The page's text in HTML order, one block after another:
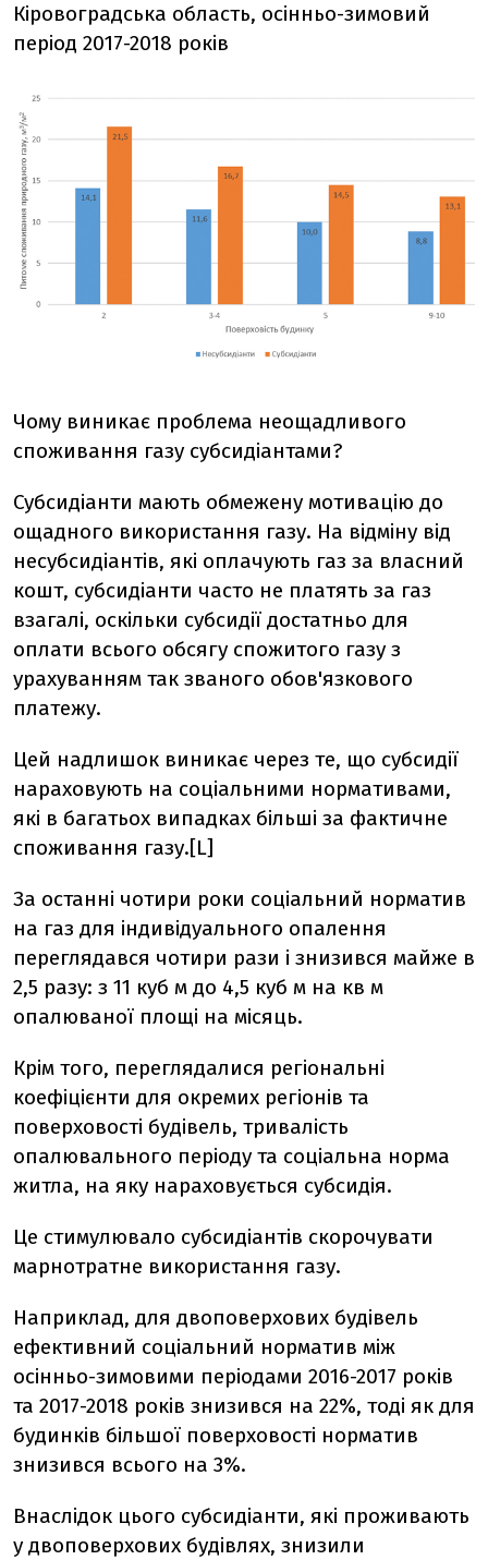
Кіровоградська область, осінньо-зимовий
період 2017-2018 років
Чому виникає проблема неощадливого
споживання газу субсидіантами?
Субсидіанти мають обмежену мотивацію до
ощадного використання газу. На відміну від
несубсидіантів, які оплачують газ за власний
кошт, субсидіанти часто не платять за газ
взагалі, оскільки субсидії достатньо для
оплати всього обсягу спожитого газу з
урахуванням так званого обов'язкового
платежу.
Цей надлишок виникає через те, що субсидії
нараховують на соціальними нормативами,
які в багатьох випадках більші за фактичне
споживання газу.[L]
За останні чотири роки соціальний норматив
на газ для індивідуального опалення
переглядався чотири рази і знизився майже в
2,5 разу: з 11 куб м до 4,5 куб м на кв м
опалюваної площі на місяць.
Крім того, переглядалися регіональні
коефіцієнти для окремих регіонів та
поверховості будівель, тривалість
опалювального періоду та соціальна норма
житла, на яку нараховується субсидія.
Це стимулювало субсидіантів скорочувати
марнотратне використання газу.
Наприклад, для двоповерхових будівель
ефективний соціальний норматив між
осінньо-зимовими періодами 2016-2017 років
та 2017-2018 років знизився на 22%, тоді як для
будинків більшої поверховості норматив
знизився всього на 3%.
Внаслідок цього субсидіанти, які проживають
у двоповерхових будівлях, знизили